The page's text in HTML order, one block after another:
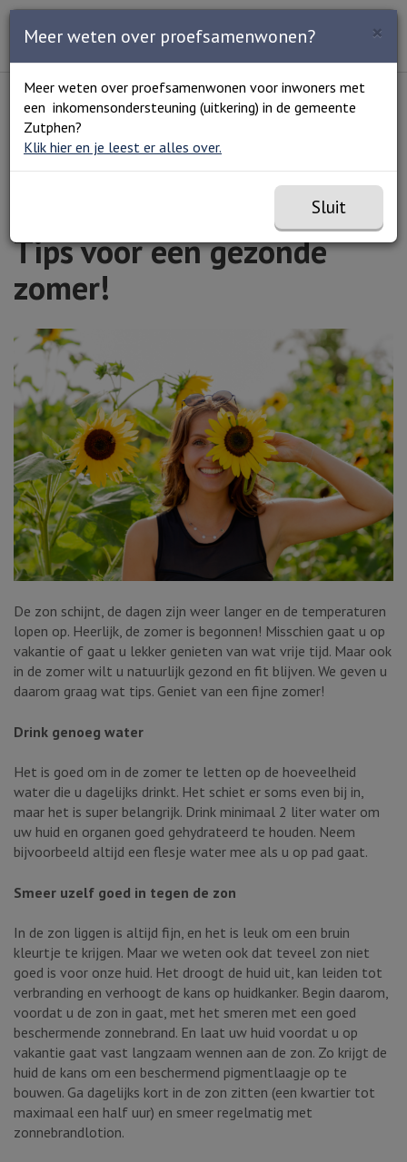
Open en sluit het
Menu
Lees voor
Uitleg woorden
Simpele tekst
Home Tips voor een gezonde zomer!
Tips voor een gezonde
zomer!
De zon schijnt, de dagen zijn weer langer en de temperaturen
lopen op. Heerlijk, de zomer is begonnen! Misschien gaat u op
vakantie of gaat u lekker genieten van wat vrije tijd. Maar ook
in de zomer wilt u natuurlijk gezond en fit blijven. We geven u
daarom graag wat tips. Geniet van een fijne zomer!
Drink genoeg water
Het is goed om in de zomer te letten op de hoeveelheid
water die u dagelijks drinkt. Het schiet er soms even bij in,
maar het is super belangrijk. Drink minimaal 2 liter water om
uw huid en organen goed gehydrateerd te houden. Neem
bijvoorbeeld altijd een flesje water mee als u op pad gaat.
Smeer uzelf goed in tegen de zon
In de zon liggen is altijd fijn, en het is leuk om een bruin
kleurtje te krijgen. Maar we weten ook dat teveel zon niet
goed is voor onze huid. Het droogt de huid uit, kan leiden tot
verbranding en verhoogt de kans op huidkanker. Begin daarom,
voordat u de zon in gaat, met het smeren met een goed
beschermende zonnebrand. En laat uw huid voordat u op
vakantie gaat vast langzaam wennen aan de zon. Zo krijgt de
huid de kans om een beschermend pigmentlaagje op te
bouwen. Ga dagelijks kort in de zon zitten (een kwartier tot
maximaal een half uur) en smeer regelmatig met
zonnebrandlotion.
×
Meer weten over proefsamenwonen?
Meer weten over proefsamenwonen voor inwoners met
een inkomensondersteuning (uitkering) in de gemeente
Zutphen?
Klik hier en je leest er alles over.
Sluit